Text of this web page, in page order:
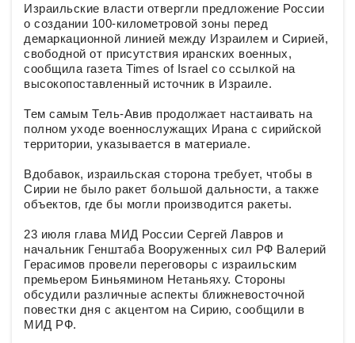
Израильские власти отвергли предложение России
о создании 100-километровой зоны перед
демаркационной линией между Израилем и Сирией,
свободной от присутствия иранских военных,
сообщила газета Times of Israel со ссылкой на
высокопоставленный источник в Израиле.
Тем самым Тель-Авив продолжает настаивать на
полном уходе военнослужащих Ирана с сирийской
территории, указывается в материале.
Вдобавок, израильская сторона требует, чтобы в
Сирии не было ракет большой дальности, а также
объектов, где бы могли производится ракеты.
23 июля глава МИД России Сергей Лавров и
начальник Генштаба Вооруженных сил РФ Валерий
Герасимов провели переговоры с израильским
премьером Биньямином Нетаньяху. Стороны
обсудили различные аспекты ближневосточной
повестки дня с акцентом на Сирию, сообщили в
МИД РФ.